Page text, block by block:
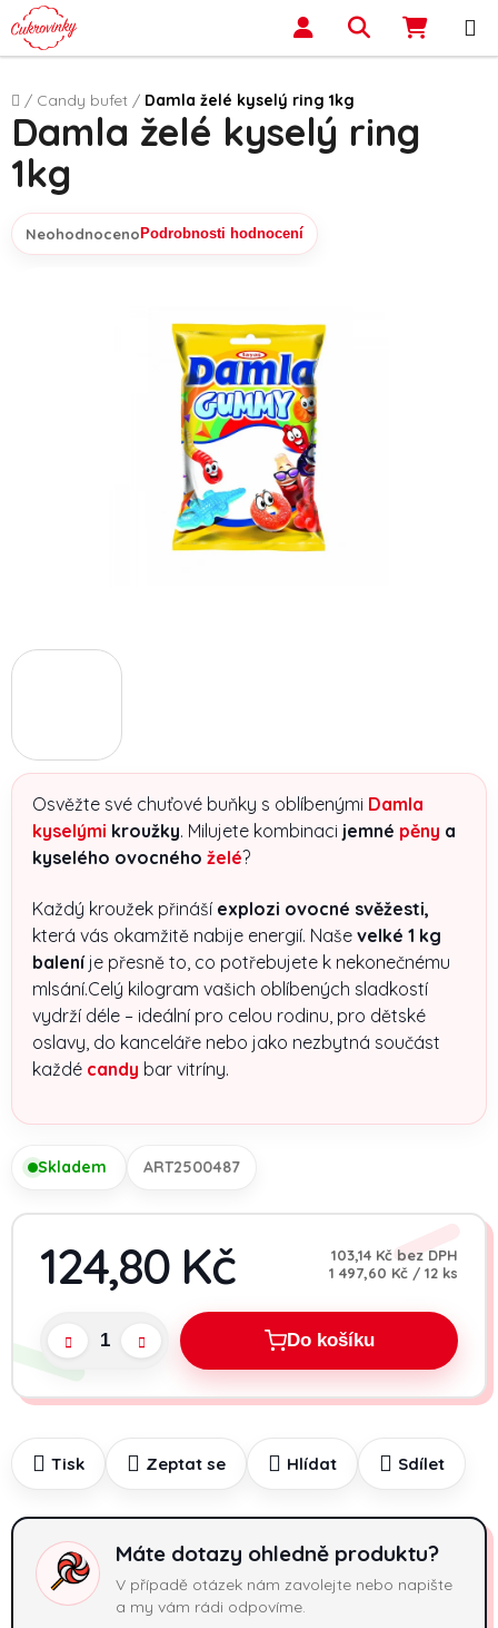
Přejít na obsah Hledat
Domů
/ Candy bufet / Damla želé kyselý ring 1kg
Osvěžte své chuťové buňky s oblíbenými Damla
kyselými kroužky. Milujete kombinaci jemné pěny a
kyselého ovocného želé?
Každý kroužek přináší explozi ovocné svěžesti,
která vás okamžitě nabije energií. Naše velké 1 kg
baleníje přesně to, co potřebujete k nekonečnému
mlsání.Celý kilogram vašich oblíbených sladkostí
vydrží déle – ideální pro celou rodinu, pro dětské
oslavy, do kanceláře nebo jako nezbytná součást
každé candy bar vitríny.
Skladem ART2500487
124,80 Kč
103,14 Kč bez DPH
Měrná cena:
1 497,60 Kč / 12 ks
Do košíku
Tisk Zeptat se Hlídat Sdílet
Máte dotazy ohledně produktu?
V případě otázek nám zavolejte nebo napište
a my vám rádi odpovíme.
Damla želé kyselý ring
1kg
Průměrné hodnocení produktu je 0,0 z 5 hvězdiček.
Neohodnoceno Podrobnosti hodnocení